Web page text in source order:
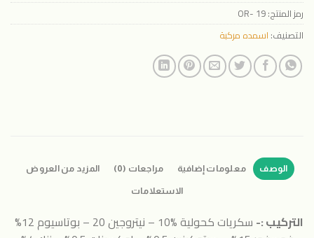
رمز المنتج:19 -OR
التصنيف: اسمده مركبة
الوصف معلومات إضافية مراجعات (0) المزيد من العروض
الاستعلامات
التركيب :-
سكريات كحولية %10 – نيتروجين 20 – بوتاسيوم 12%